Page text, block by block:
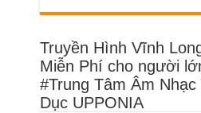
Truyền Hình Vĩnh
Miễn Phí cho người
#Trung Tâm Âm Nhạc
Dục UPPONIA